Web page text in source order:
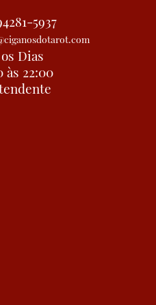
5937
Dias
às 22:00